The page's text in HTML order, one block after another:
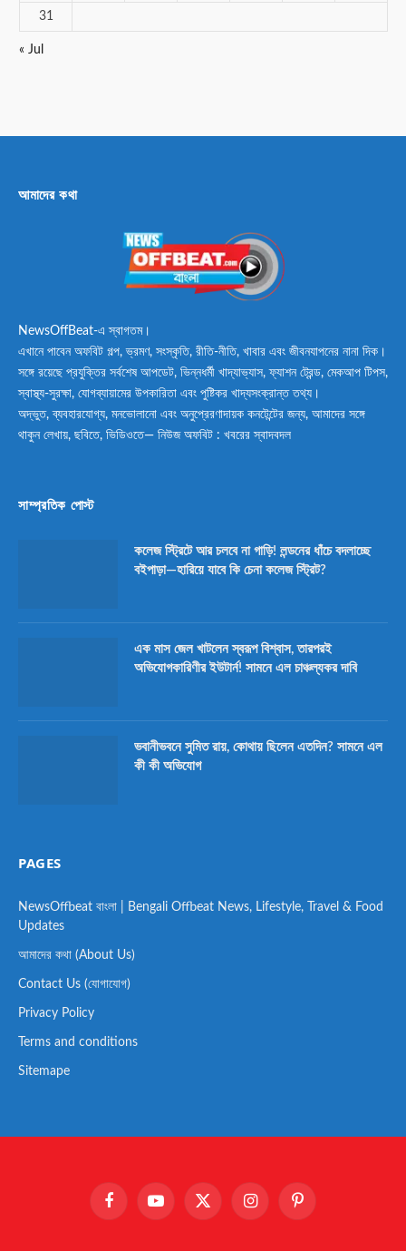
31
« Jul
আমাদের কথা
NewsOffBeat-এ স্বাগতম।
এখানে পাবেন অফবিট গল্প, ভ্রমণ, সংস্কৃতি, রীতি-নীতি, খাবার এবং জীবনযাপনের নানা দিক।
সঙ্গে রয়েছে প্রযুক্তির সর্বশেষ আপডেট, ভিন্নধর্মী খাদ্যাভ্যাস, ফ্যাশন ট্রেন্ড, মেকআপ টিপস,
স্বাস্থ্য-সুরক্ষা, যোগব্যায়ামের উপকারিতা এবং পুষ্টিকর খাদ্যসংক্রান্ত তথ্য।
অদ্ভুত, ব্যবহারযোগ্য, মনভোলানো এবং অনুপ্রেরণাদায়ক কনটেন্টের জন্য, আমাদের সঙ্গে
থাকুন লেখায়, ছবিতে, ভিডিওতে— নিউজ অফবিট : খবরের স্বাদবদল
সাম্প্রতিক পোস্ট
কলেজ স্ট্রিটে আর চলবে না গাড়ি! লন্ডনের ধাঁচে বদলাচ্ছে
বইপাড়া—হারিয়ে যাবে কি চেনা কলেজ স্ট্রিট?
এক মাস জেল খাটলেন স্বরূপ বিশ্বাস, তারপরই
অভিযোগকারিণীর ইউটার্ন! সামনে এল চাঞ্চল্যকর দাবি
ভবানীভবনে সুমিত রায়, কোথায় ছিলেন এতদিন? সামনে এল
কী কী অভিযোগ
PAGES
NewsOffbeat বাংলা | Bengali Offbeat News, Lifestyle, Travel & Food
Updates
আমাদের কথা (About Us)
Contact Us (যোগাযোগ)
Privacy Policy
Terms and conditions
Sitemape
FacebookYouTube X
InstagramPinterest